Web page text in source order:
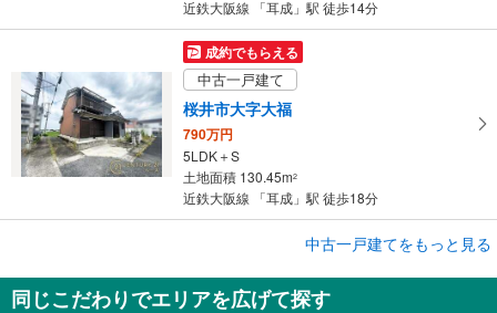
近鉄大阪線 「耳成」駅 徒歩14分
成約でもらえる
中古一戸建て
桜井市大字大福
790万円
5LDK＋S
土地面積 130.45m2
近鉄大阪線 「耳成」駅 徒歩18分
橿原市中町
中古一戸建てをもっと見る
同じこだわりでエリアを広げて探す